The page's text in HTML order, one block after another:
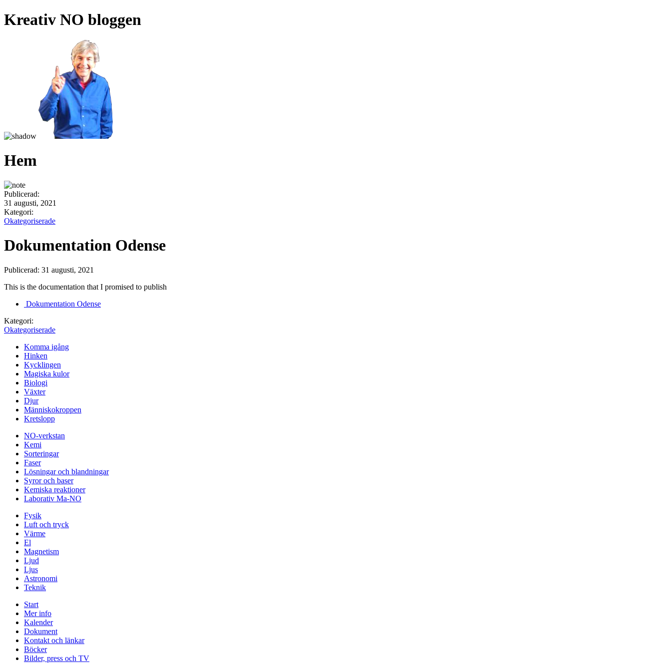
Kreativ NO bloggen
Hem
Publicerad:
31 augusti, 2021
Kategori:
Okategoriserade
Dokumentation Odense
Publicerad: 31 augusti, 2021
This is the documentation that I promised to publish
Dokumentation Odense
Kategori:
Okategoriserade
Komma igång
Hinken
Kycklingen
Magiska kulor
Biologi
Växter
Djur
Människokroppen
Kretslopp
NO-verkstan
Kemi
Sorteringar
Faser
Lösningar och blandningar
Syror och baser
Kemiska reaktioner
Laborativ Ma-NO
Fysik
Luft och tryck
Värme
El
Magnetism
Ljud
Ljus
Astronomi
Teknik
Start
Mer info
Kalender
Dokument
Kontakt och länkar
Böcker
Bilder, press och TV